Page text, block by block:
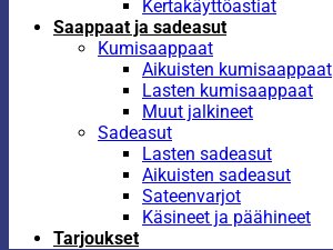
Kertakäyttöastiat
Saappaat ja sadeasut
Kumisaappaat
Aikuisten kumisaappaat
Lasten kumisaappaat
Muut jalkineet
Sadeasut
Lasten sadeasut
Aikuisten sadeasut
Sateenvarjot
Käsineet ja päähineet
Tarjoukset